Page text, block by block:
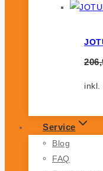
inkl.
Service
Blog
FAQ